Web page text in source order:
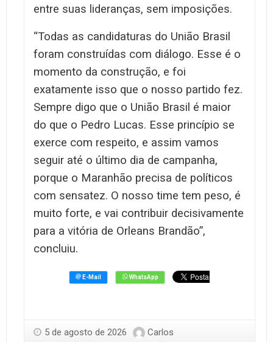
entre suas lideranças, sem imposições.
“Todas as candidaturas do União Brasil
foram construídas com diálogo. Esse é o
momento da construção, e foi
exatamente isso que o nosso partido fez.
Sempre digo que o União Brasil é maior
do que o Pedro Lucas. Esse princípio se
exerce com respeito, e assim vamos
seguir até o último dia de campanha,
porque o Maranhão precisa de políticos
com sensatez. O nosso time tem peso, é
muito forte, e vai contribuir decisivamente
para a vitória de Orleans Brandão”,
concluiu.
5 de agosto de 2026
Carlos